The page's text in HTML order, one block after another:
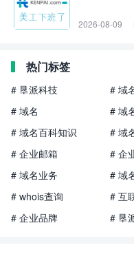
2026-08-09
热门标签
# 垦派科技 # 域
# 域名
# 域
# 域名百科知识
# 域
# 企业邮箱
# 企
# 域名业务
# 域
# whois查询
# 互
# 企业品牌
# 垦